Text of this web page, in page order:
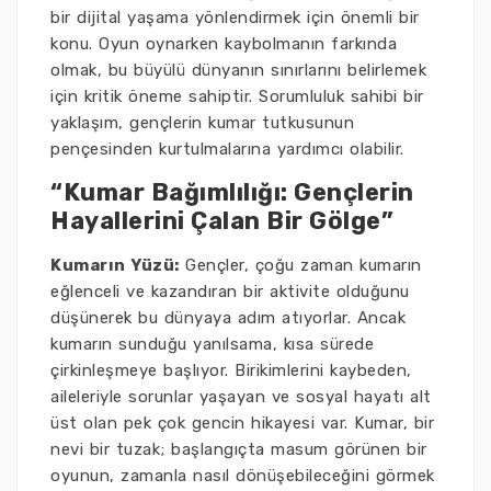
bir dijital yaşama yönlendirmek için önemli bir
konu. Oyun oynarken kaybolmanın farkında
olmak, bu büyülü dünyanın sınırlarını belirlemek
için kritik öneme sahiptir. Sorumluluk sahibi bir
yaklaşım, gençlerin kumar tutkusunun
pençesinden kurtulmalarına yardımcı olabilir.
“Kumar Bağımlılığı: Gençlerin
Hayallerini Çalan Bir Gölge”
Kumarın Yüzü: Gençler, çoğu zaman kumarın
eğlenceli ve kazandıran bir aktivite olduğunu
düşünerek bu dünyaya adım atıyorlar. Ancak
kumarın sunduğu yanılsama, kısa sürede
çirkinleşmeye başlıyor. Birikimlerini kaybeden,
aileleriyle sorunlar yaşayan ve sosyal hayatı alt
üst olan pek çok gencin hikayesi var. Kumar, bir
nevi bir tuzak; başlangıçta masum görünen bir
oyunun, zamanla nasıl dönüşebileceğini görmek